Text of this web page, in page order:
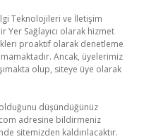
Teknolojileri ve İletişim
Yer Sağlayıcı olarak hizmet
proaktif olarak denetleme
Ancak, üyelerimiz
olup, siteye üye olarak
düşündüğünüz
adresine bildirmeniz
sitemizden kaldırılacaktır.